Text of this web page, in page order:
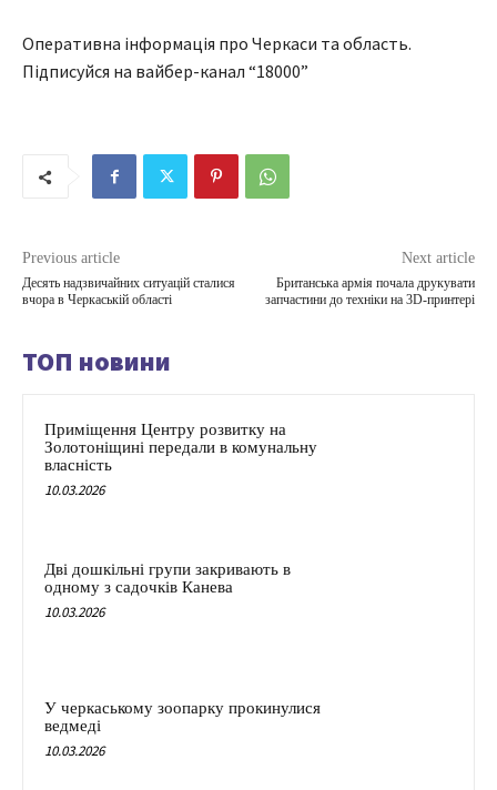
Оперативна інформація про Черкаси та область.
Підписуйся на вайбер-канал “18000”
Previous article
Десять надзвичайних ситуацій сталися
вчора в Черкаській області
Next article
Британська армія почала друкувати
запчастини до техніки на 3D-принтері
ТОП новини
Приміщення Центру розвитку на
Золотоніщині передали в комунальну
власність
10.03.2026
Дві дошкільні групи закривають в
одному з садочків Канева
10.03.2026
У черкаському зоопарку прокинулися
ведмеді
10.03.2026